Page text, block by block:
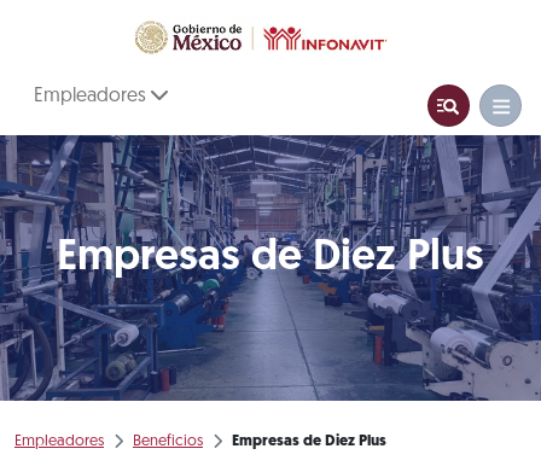
Empleadores
Empresas de Diez Plus
Empleadores Beneficios Empresas de Diez Plus